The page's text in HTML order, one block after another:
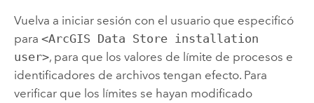
Vuelva a iniciar sesión con el usuario que especificó
para <ArcGIS Data Store installation
user>, para que los valores de límite de procesos e
identificadores de archivos tengan efecto. Para
verificar que los límites se hayan modificado